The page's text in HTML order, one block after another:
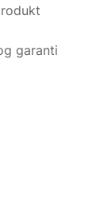
garanti